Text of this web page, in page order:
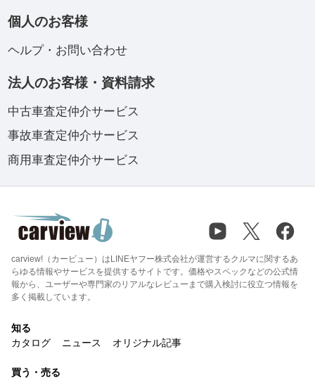
個人のお客様
ヘルプ・お問い合わせ
法人のお客様・資料請求
中古車査定仲介サービス
事故車査定仲介サービス
商用車査定仲介サービス
carview!（カービュー）はLINEヤフー株式会社が運営するクルマに関するあ
らゆる情報やサービスを提供するサイトです。価格やスペックなどの公式情
報から、ユーザーや専門家のリアルなレビューまで購入検討に役立つ情報を
多く掲載しています。
知る
カタログ
ニュース オリジナル記事
買う・売る